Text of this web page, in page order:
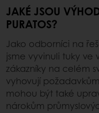
JAKÉ JSOU
PURATOS?
Jako odborníci na
jsme vyvinuli tuky ve
zákazníky na celém
vyhovují
mohou být také
nárokům